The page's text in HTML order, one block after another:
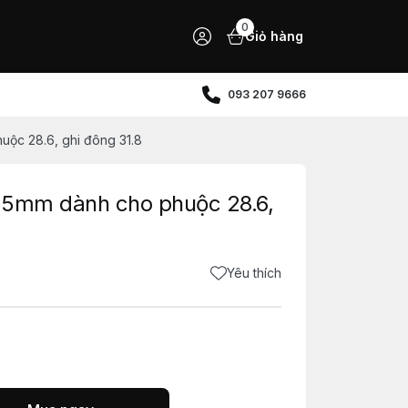
0
Giỏ hàng
093 207 9666
28.6, ghi đông 31.8
dành cho phuộc 28.6,
Yêu thích